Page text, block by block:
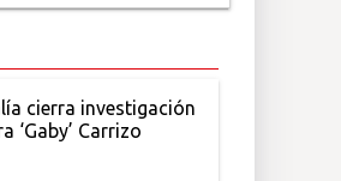
cierra investigación
‘Gaby’ Carrizo